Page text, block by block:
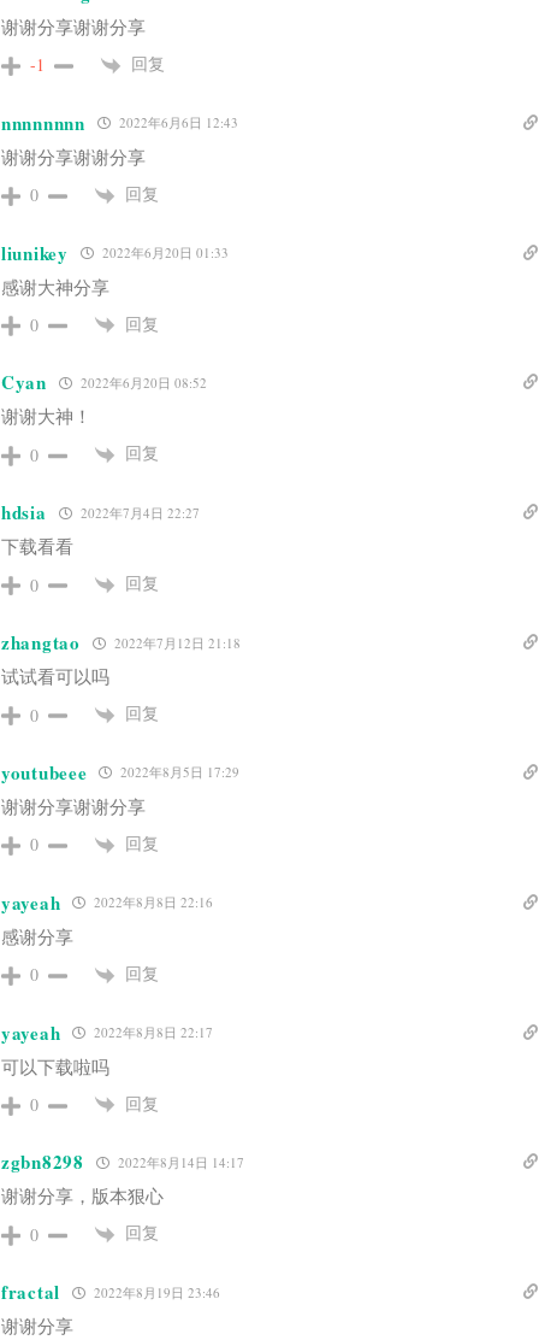
谢谢分享谢谢分享
-1 回复
nnnnnnnn 2022年6月6日 12:43
谢谢分享谢谢分享
0 回复
liunikey 2022年6月20日 01:33
感谢大神分享
0 回复
Cyan 2022年6月20日 08:52
谢谢大神！
0 回复
hdsia 2022年7月4日 22:27
下载看看
0 回复
zhangtao 2022年7月12日 21:18
试试看可以吗
0 回复
youtubeee 2022年8月5日 17:29
谢谢分享谢谢分享
0 回复
yayeah 2022年8月8日 22:16
感谢分享
0 回复
yayeah 2022年8月8日 22:17
可以下载啦吗
0 回复
zgbn8298 2022年8月14日 14:17
谢谢分享，版本狠心
0 回复
fractal 2022年8月19日 23:46
谢谢分享